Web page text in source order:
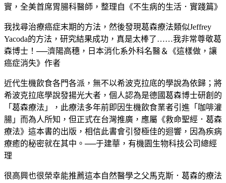
實，全美首席胃腸科醫師，整理自《不生病的生活．實踐篇》
我找尋治療癌症末期的方法，然後發現葛森療法類似Jeffrey
Yacoda的方法，研究結果成功，真是太棒了……我非常尊敬葛
森博士！──濟陽高穗，日本消化系外科名醫＆《這樣做，讓
癌症消失》作者
近代生機飲食各門各派，無不以希波克拉底的學說為依歸；將
希波克拉底學說發揚光大者，個人認為是德國葛森博士研創的
「葛森療法」，此療法多年前即因生機飲食業者引進「咖啡灌
腸」而為人所知，但正式在台灣推廣，應屬《救命聖經．葛森
療法》這本書的出版，相信此書會引發極佳的迴響，因為疾病
療癒的秘密就在其中。──于建華，有機園生物科技公司總經
理
很高興也很榮幸能推薦這本自然醫學之父馬克斯．葛森的療法